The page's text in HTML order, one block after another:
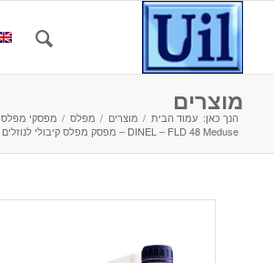
מוצרים
הנך כאן: עמוד הבית / מוצרים / מפלס / מפסקי מפלס
DINEL – FLD 48 Meduse – מפסק מפלס קיבולי לנוזלים חיצוני למיכל ללא מגע...